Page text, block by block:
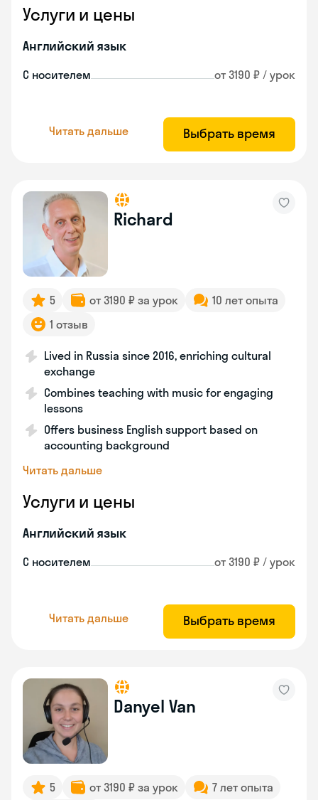
Услуги и цены
Английский язык
С носителем от 3190 ₽ / урок
Читать дальше Выбрать время
Richard
5 от 3190 ₽ за урок
10 лет опыта
1 отзыв
Lived in Russia since 2016, enriching cultural
exchange
Combines teaching with music for engaging
lessons
Offers business English support based on
accounting background
Читать дальше
Услуги и цены
Английский язык
С носителем от 3190 ₽ / урок
Читать дальше Выбрать время
Danyel Van
5 от 3190 ₽ за урок
7 лет опыта